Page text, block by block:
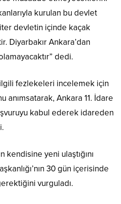
kurulan bu devlet
devletin içinde kaçak
Diyarbakır Ankara’dan
dedi.
fezlekeleri incelemek için
anımsatarak, Ankara 11. İdare
kabul ederek idareden
kendisine yeni ulaştığını
30 gün içerisinde
vurguladı.